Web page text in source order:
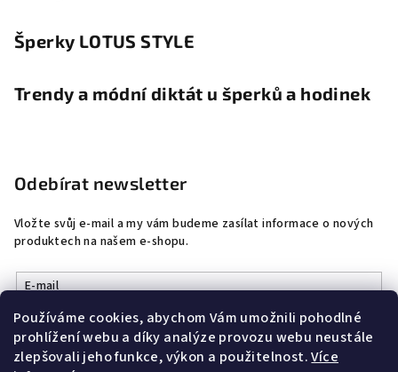
Používáme cookies, abychom Vám umožnili pohodlné
prohlížení webu a díky analýze provozu webu neustále
zlepšovali jeho funkce, výkon a použitelnost.Více
Šperky LOTUS STYLE
Trendy a módní diktát u šperků a hodinek
Odebírat newsletter
Vložte svůj e-mail a my vám budeme zasílat informace o nových
produktech na našem e-shopu.
E-mail
Vložením e-mailu souhlasíte spodmínkami ochrany osobních
údajů